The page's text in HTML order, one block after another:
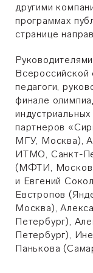
другими
программах
странице
педагоги,
финале
партнеров
МГУ, Москва),
ИТМО, Санкт-
(МФТИ,
и Евгений
Евстропов
Москва),
Петербург),
Петербург),
Панькова